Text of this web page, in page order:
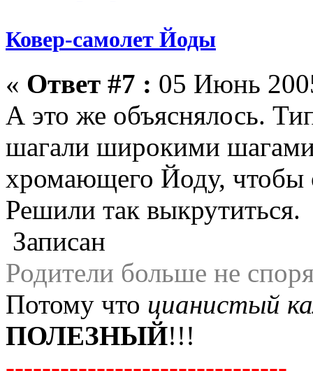
Ковер-самолет Йоды
« Ответ #7 : 05 Июнь
А это же объяснялось.
шагали широкими
хромающего Йоду, чтобы
Решили так выкрутиться.
Записан
Родители больше не
Потому что цианистый
ПОЛЕЗНЫЙ!!!